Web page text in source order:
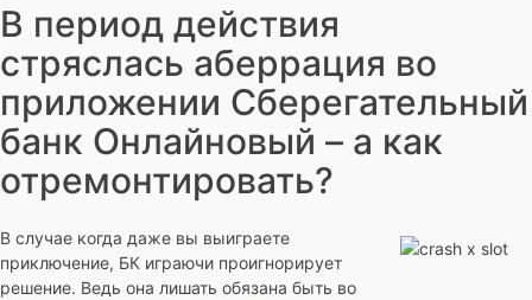
В период действия
стряслась аберрация во
приложении Сберегательный
банк Онлайновый – а как
отремонтировать?
В случае когда даже вы выиграете
приключение, БК играючи проигнорирует
решение. Ведь она лишать обязана быть во